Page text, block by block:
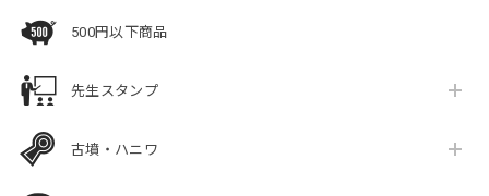
500円以下商品
先生スタンプ
古墳・ハニワ